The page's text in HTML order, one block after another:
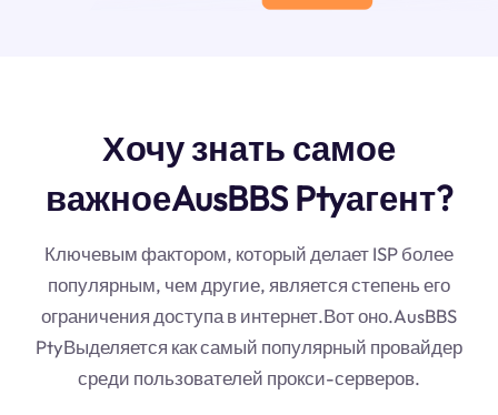
Хочу знать самое
важноеAusBBS Ptyагент?
Ключевым фактором, который делает ISP более
популярным, чем другие, является степень его
ограничения доступа в интернет.Вот оно.AusBBS
PtyВыделяется как самый популярный провайдер
среди пользователей прокси-серверов.